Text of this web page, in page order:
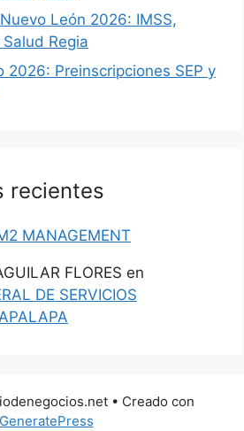
León 2026: IMSS,
Regia
2026: Preinscripciones SEP y
recientes
MANAGEMENT
FLORES en
DE SERVICIOS
• Creado con
GeneratePress